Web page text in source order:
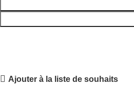
Ajouter à la liste de souhaits